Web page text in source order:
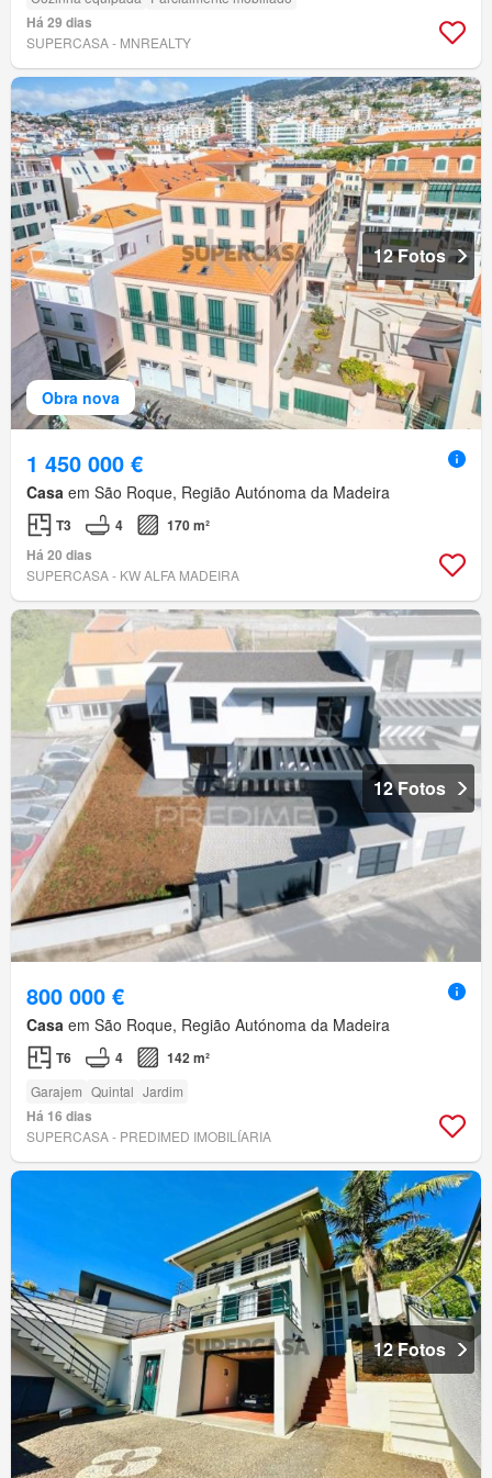
Há 29 dias
SUPERCASA - MNREALTY
Obra nova
12 Fotos
1 450 000 €
Casa em São Roque, Região Autónoma da Madeira
T3 4
170 m²
Há 20 dias
SUPERCASA - KW ALFA MADEIRA
12 Fotos
800 000 €
Casa em São Roque, Região Autónoma da Madeira
T6 4 142 m²
Garajem Quintal Jardim
Há 16 dias
SUPERCASA - PREDIMED IMOBILÍARIA
12 Fotos